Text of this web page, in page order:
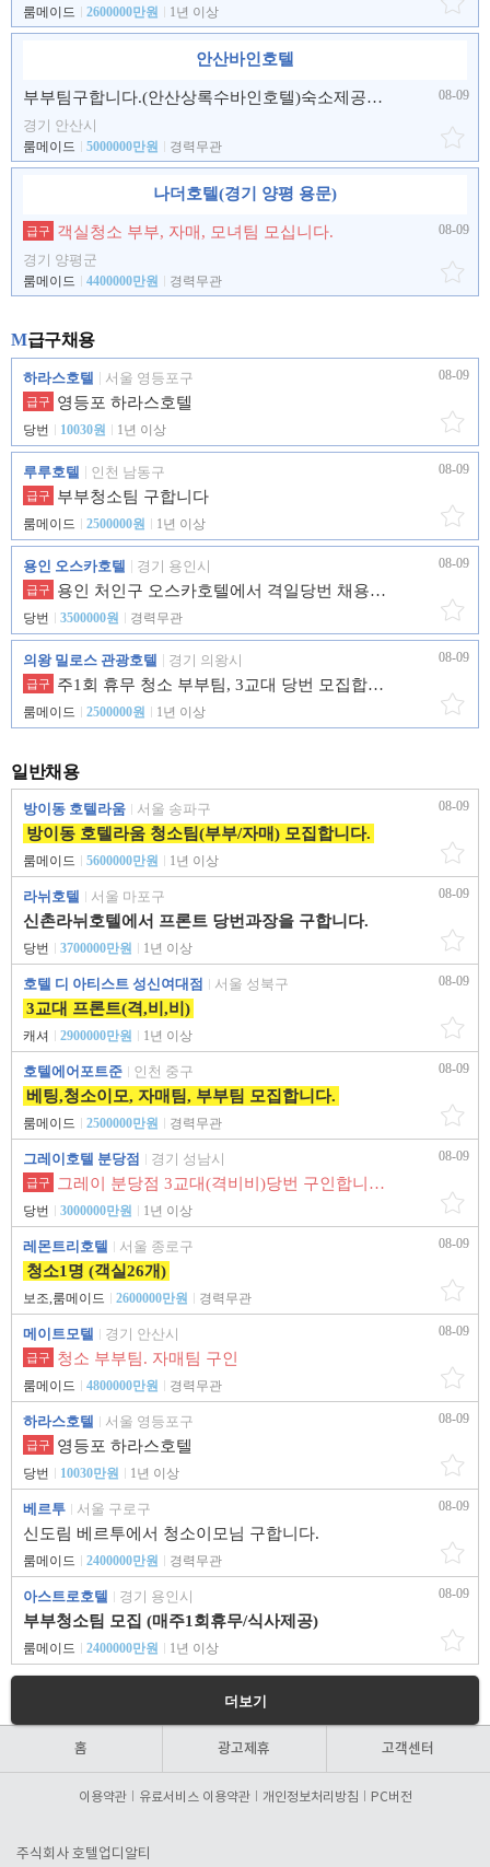
룸메이드 2600000만원 1년 이상
안산바인호텔
부부팀구합니다.(안산상록수바인호텔)숙소제공 각팀 화장실.샤워실 따로있습니다.
경기 안산시
룸메이드 5000000만원 경력무관
08-09
나더호텔(경기 양평 용문)
급구 객실청소 부부, 자매, 모녀팀 모십니다.
경기 양평군
룸메이드 4400000만원 경력무관
08-09
M급구채용
하라스호텔 서울 영등포구
급구 영등포 하라스호텔
당번 10030원 1년 이상
08-09
루루호텔 인천 남동구
급구 부부청소팀 구합니다
룸메이드 2500000원 1년 이상
08-09
용인 오스카호텔 경기 용인시
급구 용인 처인구 오스카호텔에서 격일당번 채용합니다
당번 3500000원 경력무관
08-09
의왕 밀로스 관광호텔 경기 의왕시
급구 주1회 휴무 청소 부부팀, 3교대 당번 모집합니다.
룸메이드 2500000원 1년 이상
08-09
일반채용
방이동 호텔라움 서울 송파구
방이동 호텔라움 청소팀(부부/자매) 모집합니다.
룸메이드 5600000만원 1년 이상
08-09
라뉘호텔 서울 마포구
신촌라뉘호텔에서 프론트 당번과장을 구합니다.
당번 3700000만원 1년 이상
08-09
호텔 디 아티스트 성신여대점 서울 성북구
3교대 프론트(격,비,비)
캐셔 2900000만원 1년 이상
08-09
호텔에어포트준 인천 중구
베팅,청소이모, 자매팀, 부부팀 모집합니다.
룸메이드 2500000만원 경력무관
08-09
그레이호텔 분당점 경기 성남시
급구 그레이 분당점 3교대(격비비)당번 구인합니다.
당번 3000000만원 1년 이상
08-09
레몬트리호텔 서울 종로구
청소1명 (객실26개)
보조,룸메이드 2600000만원 경력무관
08-09
메이트모텔 경기 안산시
급구 청소 부부팀. 자매팀 구인
룸메이드 4800000만원 경력무관
08-09
하라스호텔 서울 영등포구
급구 영등포 하라스호텔
당번 10030만원 1년 이상
08-09
베르투 서울 구로구
신도림 베르투에서 청소이모님 구합니다.
룸메이드 2400000만원 경력무관
08-09
아스트로호텔 경기 용인시
부부청소팀 모집 (매주1회휴무/식사제공)
룸메이드 2400000만원 1년 이상
08-09
더보기
홈 광고제휴 고객센터
이용약관 유료서비스 이용약관 개인정보처리방침 PC버전
주식회사 호텔업디알티